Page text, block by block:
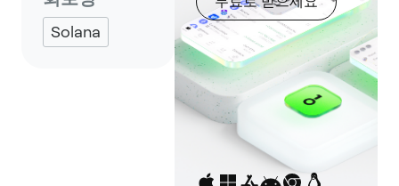
Solana